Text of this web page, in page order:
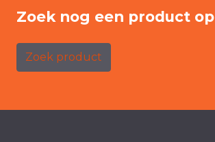
Zoek nog een product op
Zoek product